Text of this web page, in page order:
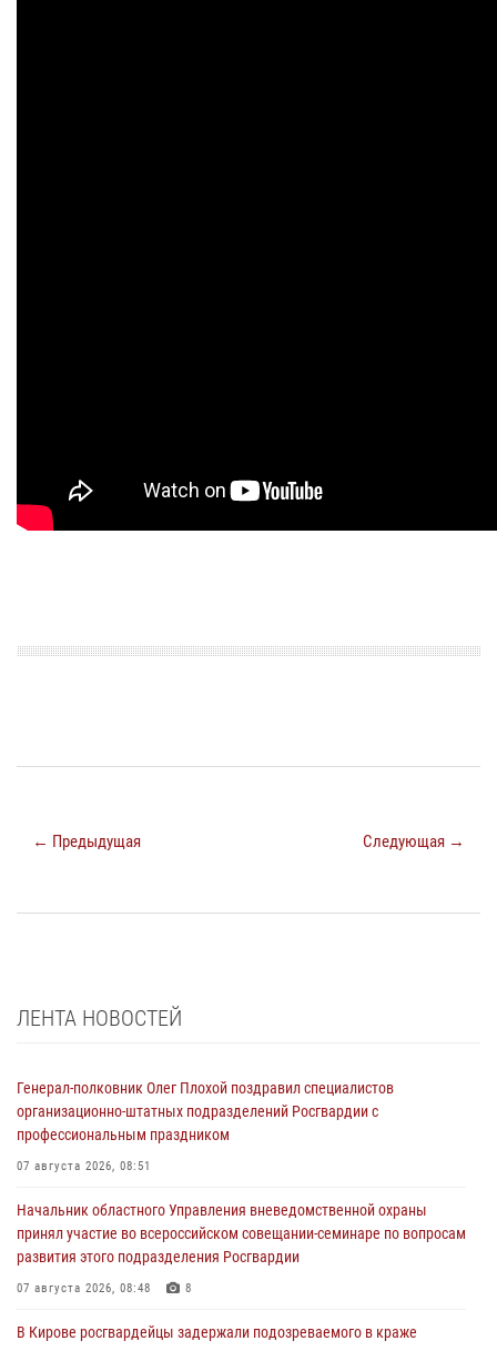
← Предыдущая Следующая →
ЛЕНТА НОВОСТЕЙ
Генерал-полковник Олег Плохой поздравил специалистов
организационно-штатных подразделений Росгвардии с
профессиональным праздником
07 августа 2026, 08:51
Начальник областного Управления вневедомственной охраны
принял участие во всероссийском совещании-семинаре по вопросам
развития этого подразделения Росгвардии
07 августа 2026, 08:48 8
В Кирове росгвардейцы задержали подозреваемого в краже